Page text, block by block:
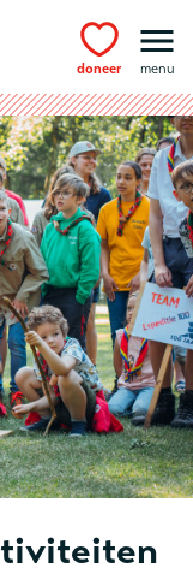
hoofdinhoud
doneer menu